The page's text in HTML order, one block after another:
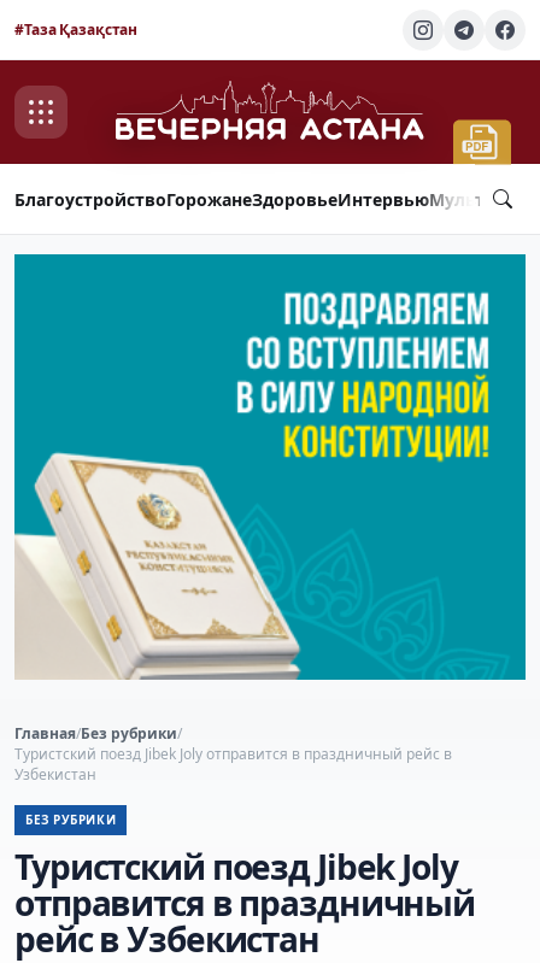
#Таза Қазақстан
БлагоустройствоГорожанеЗдоровьеИнтервью
Главная/Без рубрики/
Туристский поезд Jibek Joly отправится в праздничный рейс в
Узбекистан
БЕЗ РУБРИКИ
Туристский поезд Jibek Joly
отправится в праздничный
рейс в Узбекистан